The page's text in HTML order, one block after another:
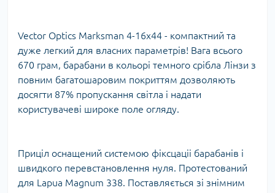
Vector Optics Marksman 4-16x44 - компактний та
дуже легкий для власних параметрів! Вага всього
670 грам, барабани в кольорі темного срібла Лінзи з
повним багатошаровим покриттям дозволяють
досягти 87% пропускання світла і надати
користувачеві широке поле огляду.
Приціл оснащений системою фіксцаціі барабанів і
швидкого перевстановлення нуля. Протестований
для Lapua Magnum 338. Поставляється зі знімним